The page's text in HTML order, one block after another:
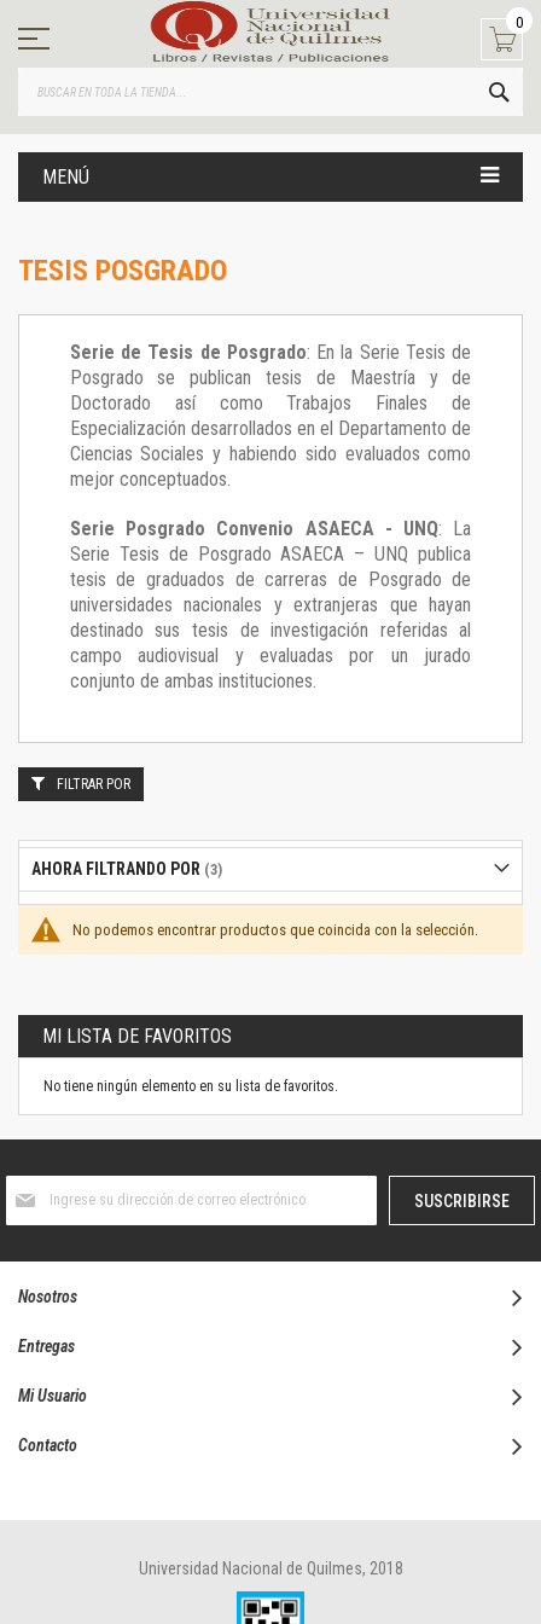
contenido
0
MENÚ
TESIS POSGRADO
Serie de Tesis de Posgrado: En la Serie Tesis de
Posgrado se publican tesis de Maestría y de
Doctorado así como Trabajos Finales de
Especialización desarrollados en el Departamento de
Ciencias Sociales y habiendo sido evaluados como
mejor conceptuados.
Serie Posgrado Convenio ASAECA - UNQ: La
Serie Tesis de Posgrado ASAECA – UNQ publica
tesis de graduados de carreras de Posgrado de
universidades nacionales y extranjeras que hayan
destinado sus tesis de investigación referidas al
campo audiovisual y evaluadas por un jurado
conjunto de ambas instituciones.
No podemos encontrar productos que coincida con la selección.
FILTRAR POR
AHORA FILTRANDO POR
MI LISTA DE FAVORITOS
No tiene ningún elemento en su lista de favoritos.
boletín
SUSCRIBIRSE
Nosotros
Entregas
Mi Usuario
Contacto
Universidad Nacional de Quilmes, 2018